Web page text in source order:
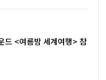
드 <여름밤 세계여행> 참